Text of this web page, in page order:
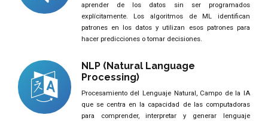
aprender de los datos sin ser programados
explícitamente. Los algoritmos de ML identifican
patrones en los datos y utilizan esos patrones para
hacer predicciones o tomar decisiones.
NLP (Natural Language
Processing)
Procesamiento del Lenguaje Natural, Campo de la IA
que se centra en la capacidad de las computadoras
para comprender, interpretar y generar lenguaje